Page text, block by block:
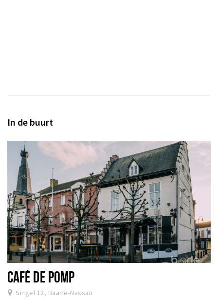
In de buurt
CAFÉ DE POMP
Singel 12, Baarle-Nassau